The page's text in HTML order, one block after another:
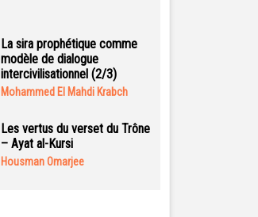
La sira prophétique comme
modèle de dialogue
intercivilisationnel (2/3)
Mohammed El Mahdi Krabch
Les vertus du verset du Trône
– Ayat al-Kursi
Housman Omarjee